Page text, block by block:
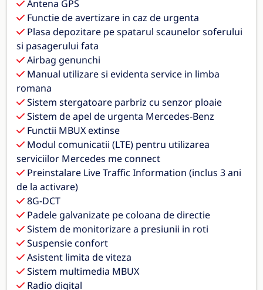
Antena GPS
Functie de avertizare in caz de urgenta
Plasa depozitare pe spatarul scaunelor soferului
si pasagerului fata
Airbag genunchi
Manual utilizare si evidenta service in limba
romana
Sistem stergatoare parbriz cu senzor ploaie
Sistem de apel de urgenta Mercedes-Benz
Functii MBUX extinse
Modul comunicatii (LTE) pentru utilizarea
serviciilor Mercedes me connect
Preinstalare Live Traffic Information (inclus 3 ani
de la activare)
8G-DCT
Padele galvanizate pe coloana de directie
Sistem de monitorizare a presiunii in roti
Suspensie confort
Asistent limita de viteza
Sistem multimedia MBUX
Radio digital